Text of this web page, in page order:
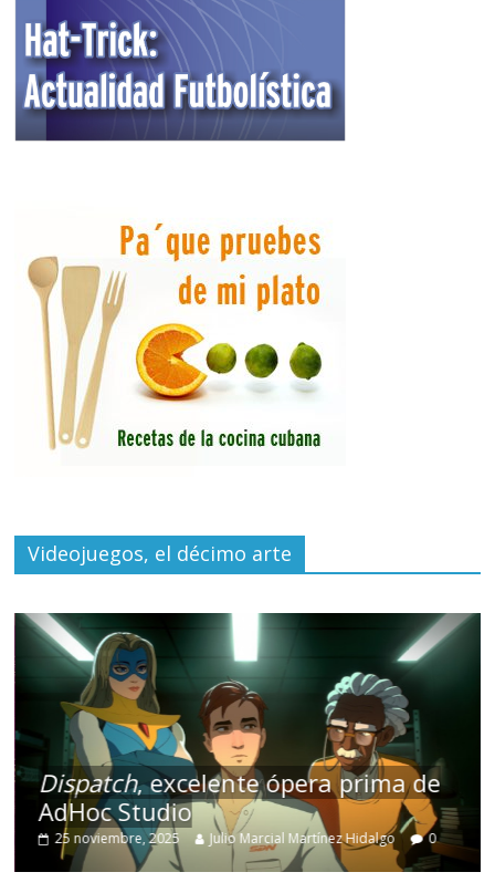
Videojuegos, el décimo arte
Dispatch, excelente ópera prima de
AdHoc Studio
25 noviembre, 2025 Julio Marcial Martínez Hidalgo 0